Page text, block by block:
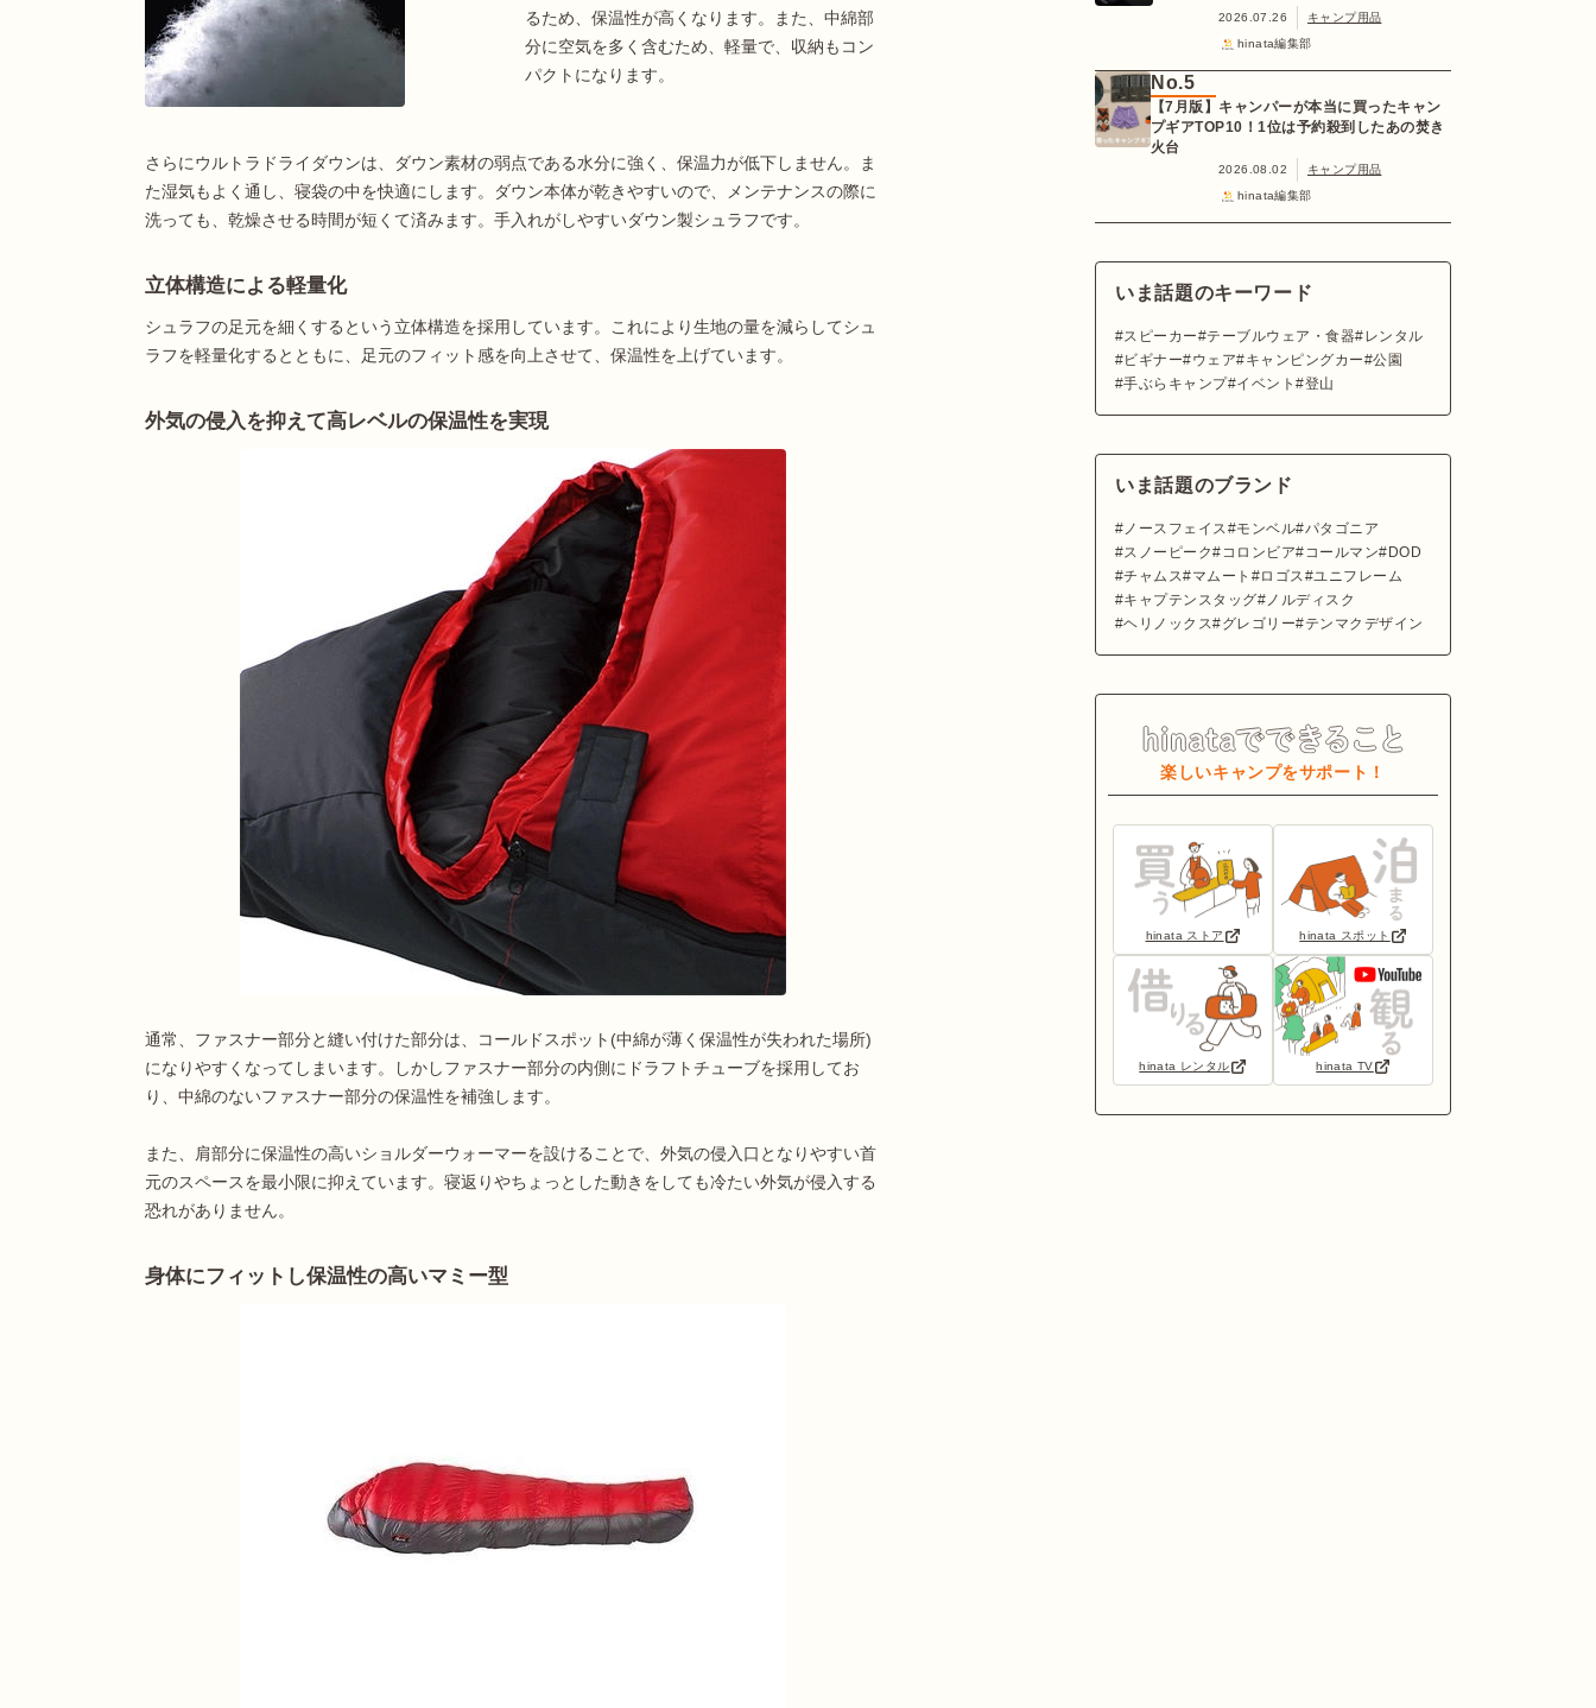
るため、保温性が高くなります。また、中綿部
分に空気を多く含むため、軽量で、収納もコン
パクトになります。
さらにウルトラドライダウンは、ダウン素材の弱点である水分に強く、保温力が低下しません。ま
た湿気もよく通し、寝袋の中を快適にします。ダウン本体が乾きやすいので、メンテナンスの際に
洗っても、乾燥させる時間が短くて済みます。手入れがしやすいダウン製シュラフです。
立体構造による軽量化
シュラフの足元を細くするという立体構造を採用しています。これにより生地の量を減らしてシュ
ラフを軽量化するとともに、足元のフィット感を向上させて、保温性を上げています。
外気の侵入を抑えて高レベルの保温性を実現
通常、ファスナー部分と縫い付けた部分は、コールドスポット(中綿が薄く保温性が失われた場所)
になりやすくなってしまいます。しかしファスナー部分の内側にドラフトチューブを採用してお
り、中綿のないファスナー部分の保温性を補強します。
また、肩部分に保温性の高いショルダーウォーマーを設けることで、外気の侵入口となりやすい首
元のスペースを最小限に抑えています。寝返りやちょっとした動きをしても冷たい外気が侵入する
恐れがありません。
身体にフィットし保温性の高いマミー型
2026.07.26
キャンプ用品
hinata編集部
No.5
【7月版】キャンパーが本当に買ったキャン
プギアTOP10！1位は予約殺到したあの焚き
火台
2026.08.02
キャンプ用品
hinata編集部
いま話題のキーワード
スピーカー テーブルウェア・食器
レンタル
ビギナー
ウェア キャンピングカー
公園
手ぶらキャンプ イベント 登山
いま話題のブランド
ノースフェイス モンベル パタゴニア
スノーピーク
コロンビア コールマン
DOD
チャムス
マムート ロゴス
ユニフレーム
キャプテンスタッグ
ノルディスク
ヘリノックス
グレゴリー テンマクデザイン
楽しいキャンプをサポート！
hinata ストア hinata スポット
hinata レンタル hinata TV